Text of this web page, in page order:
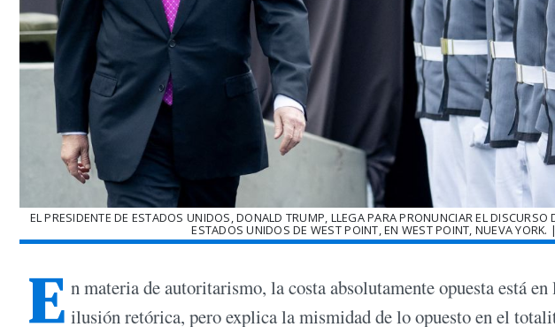
EL PRESIDENTE DE ESTADOS UNIDOS, DONALD TRUMP, LLEGA PARA PRONUNCIAR EL
ESTADOS UNIDOS DE WEST POINT, EN WEST POINT, NUEVA YORK.
E n materia de autoritarismo, la costa absolutamente opuesta está
ilusión retórica, pero explica la mismidad de lo opuesto en el